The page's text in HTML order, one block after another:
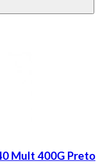
Mult 400G Preto